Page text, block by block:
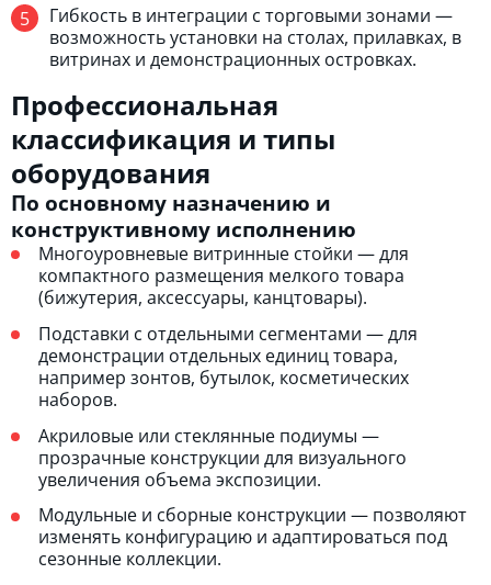
Гибкость в интеграции с торговыми зонами —
возможность установки на столах, прилавках, в
витринах и демонстрационных островках.
Профессиональная
классификация и типы
оборудования
По основному назначению и
конструктивному исполнению
Многоуровневые витринные стойки — для
компактного размещения мелкого товара
(бижутерия, аксессуары, канцтовары).
Подставки с отдельными сегментами — для
демонстрации отдельных единиц товара,
например зонтов, бутылок, косметических
наборов.
Акриловые или стеклянные подиумы —
прозрачные конструкции для визуального
увеличения объема экспозиции.
Модульные и сборные конструкции — позволяют
изменять конфигурацию и адаптироваться под
сезонные коллекции.